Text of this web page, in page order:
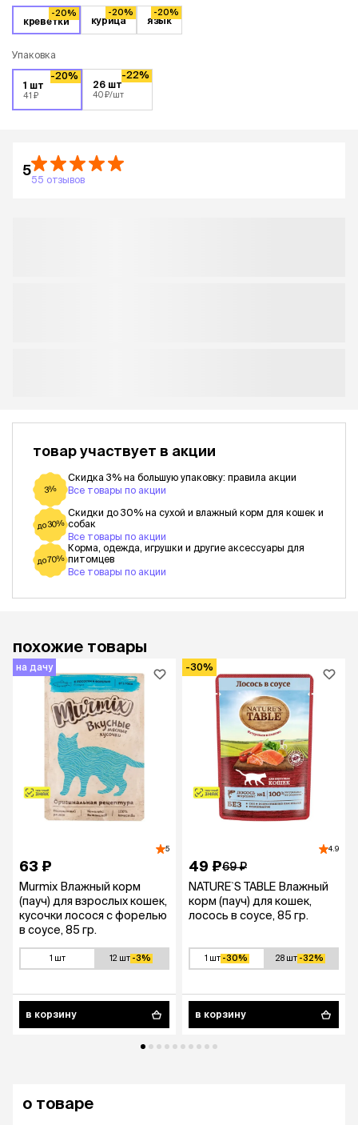
креветки
-20%
курица
-20%
язык
-20%
Упаковка
1 шт
41 ₽
-20%
26 шт
40 ₽/шт
-22%
5
55 отзывов
товар участвует в акции
3%
Скидка 3% на большую упаковку: правила акции
Все товары по акции
до 30%
Скидки до 30% на сухой и влажный корм для кошек и
собак
Все товары по акции
до 70%
Корма, одежда, игрушки и другие аксессуары для
питомцев
Все товары по акции
похожие товары
на дачу
5
63 ₽
Murmix Влажный корм
(пауч) для взрослых кошек,
кусочки лосося с форелью
в соусе, 85 гр.
1 шт 12 шт -3%
в корзину
-30%
4.9
49 ₽69 ₽
NATURE`S TABLE Влажный
корм (пауч) для кошек,
лосось в соусе, 85 гр.
1 шт -30% 28 шт -32%
в корзину
о товаре